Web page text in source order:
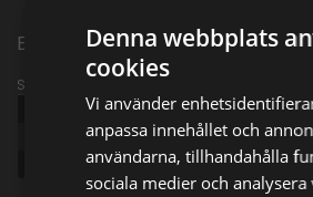
Episode 1
Sändningsinformation
Publicerad:
2024
Kan man överlista Ravelli?
Gameshow
Denna webbplats
cookies
Vi använder
anpassa innehållet och
användarna, tillhandahålla
sociala medier och